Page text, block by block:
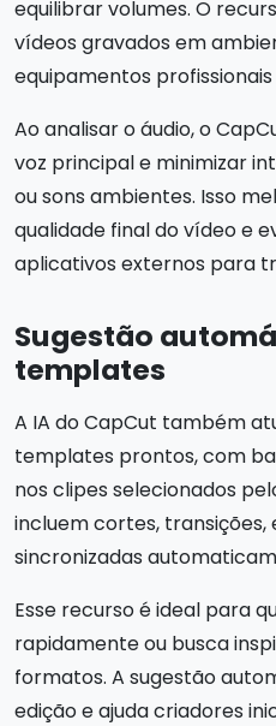
equilibrar volumes. O
vídeos gravados em
equipamentos
Ao analisar o áudio, o
voz principal e minimizar
ou sons ambientes. Isso
qualidade final do vídeo e
aplicativos externos para
Sugestão
templates
A IA do CapCut também
templates prontos, com
nos clipes selecionados
incluem cortes, transições,
sincronizadas
Esse recurso é ideal para
rapidamente ou busca
formatos. A sugestão
edição e ajuda criadores